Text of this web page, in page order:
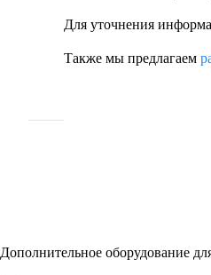
Для уточнения
Также мы предлагаем
Дополнительное оборудование